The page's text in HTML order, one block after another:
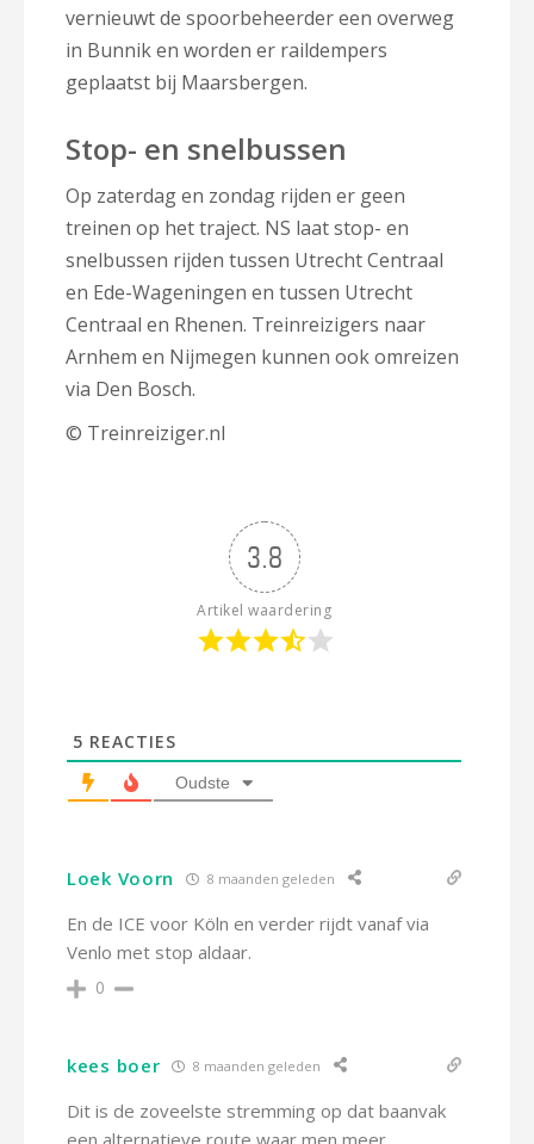
vernieuwt de spoorbeheerder een overweg
in Bunnik en worden er raildempers
geplaatst bij Maarsbergen.
Stop- en snelbussen
Op zaterdag en zondag rijden er geen
treinen op het traject. NS laat stop- en
snelbussen rijden tussen Utrecht Centraal
en Ede-Wageningen en tussen Utrecht
Centraal en Rhenen. Treinreizigers naar
Arnhem en Nijmegen kunnen ook omreizen
via Den Bosch.
© Treinreiziger.nl
3.8
Artikel waardering
5 REACTIES
Oudste
Loek Voorn 8 maanden geleden
En de ICE voor Köln en verder rijdt vanaf via
Venlo met stop aldaar.
0
kees boer 8 maanden geleden
Dit is de zoveelste stremming op dat baanvak
een alternatieve route waar men meer